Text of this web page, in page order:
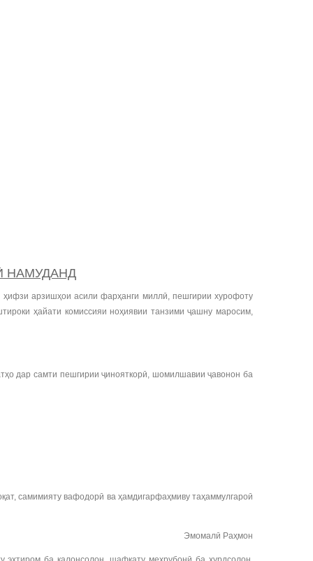
НАМУДАНД
арзишҳои асили фарҳанги миллӣ, пешгирии хурофоту
ҳайати комиссияи ноҳиявии танзими ҷашну маросим,
дар самти пешгирии ҷинояткорӣ, шомилшавии ҷавонон ба
самимияту вафодорӣ ва ҳамдигарфаҳмиву таҳаммулгароӣ
Эмомалӣ Раҳмон